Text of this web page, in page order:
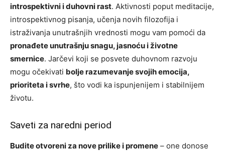
introspektivni i duhovni rast. Aktivnosti poput meditacije,
introspektivnog pisanja, učenja novih filozofija i
istraživanja unutrašnjih vrednosti mogu vam pomoći da
pronađete unutrašnju snagu, jasnoću i životne
smernice. Jarčevi koji se posvete duhovnom razvoju
mogu očekivati bolje razumevanje svojih emocija,
prioriteta i svrhe, što vodi ka ispunjenijem i stabilnijem
životu.
Saveti za naredni period
Budite otvoreni za nove prilike i promene – one donose